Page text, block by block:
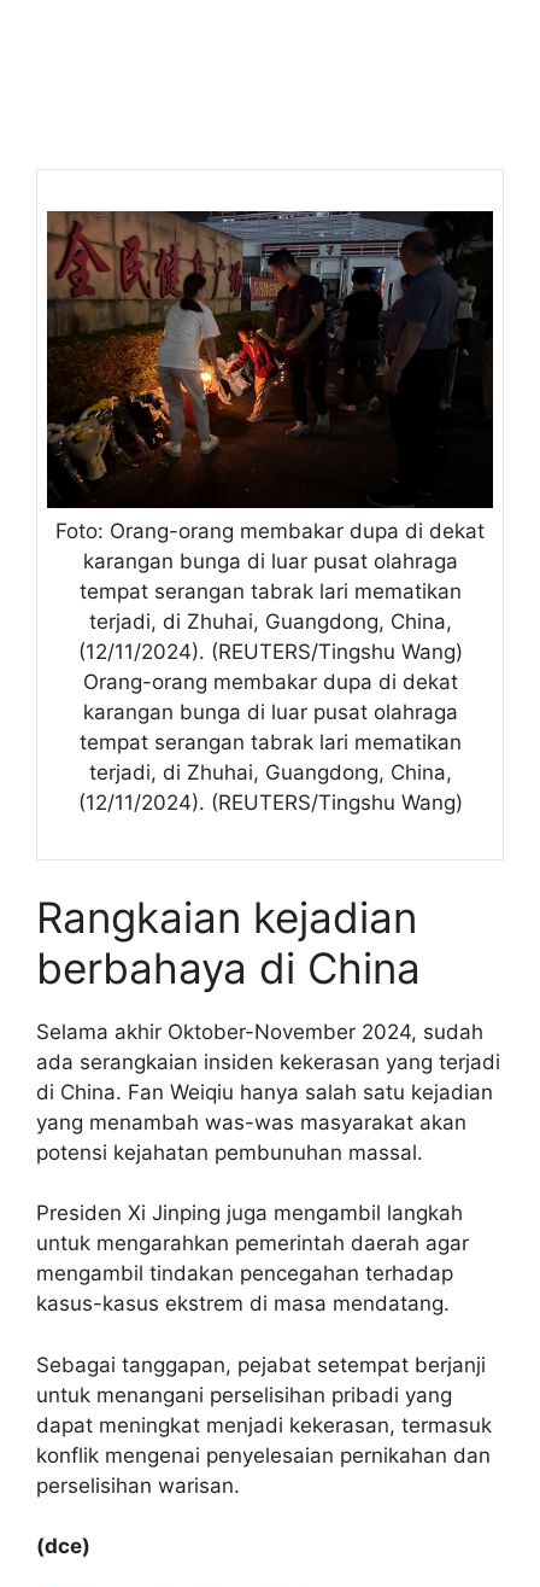
Foto: Orang-orang membakar dupa di dekat
karangan bunga di luar pusat olahraga
tempat serangan tabrak lari mematikan
terjadi, di Zhuhai, Guangdong, China,
(12/11/2024). (REUTERS/Tingshu Wang)
Orang-orang membakar dupa di dekat
karangan bunga di luar pusat olahraga
tempat serangan tabrak lari mematikan
terjadi, di Zhuhai, Guangdong, China,
(12/11/2024). (REUTERS/Tingshu Wang)
Rangkaian kejadian
berbahaya di China
Selama akhir Oktober-November 2024, sudah
ada serangkaian insiden kekerasan yang terjadi
di China. Fan Weiqiu hanya salah satu kejadian
yang menambah was-was masyarakat akan
potensi kejahatan pembunuhan massal.
Presiden Xi Jinping juga mengambil langkah
untuk mengarahkan pemerintah daerah agar
mengambil tindakan pencegahan terhadap
kasus-kasus ekstrem di masa mendatang.
Sebagai tanggapan, pejabat setempat berjanji
untuk menangani perselisihan pribadi yang
dapat meningkat menjadi kekerasan, termasuk
konflik mengenai penyelesaian pernikahan dan
perselisihan warisan.
(dce)